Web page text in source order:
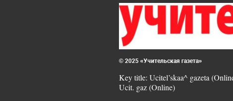
© 2025 «Учительская газета»
Key title: Ucitel’skaa^ gazeta
Ucit. gaz (Online)